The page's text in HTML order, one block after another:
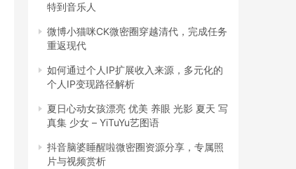
特到音乐人
微博小猫咪CK微密圈穿越清代，完成任务
重返现代
如何通过个人IP扩展收入来源，多元化的
个人IP变现路径解析
夏日心动女孩漂亮 优美 养眼 光影 夏天 写
真集 少女 – YiTuYu艺图语
抖音脑婆睡醒啦微密圈资源分享，专属照
片与视频赏析